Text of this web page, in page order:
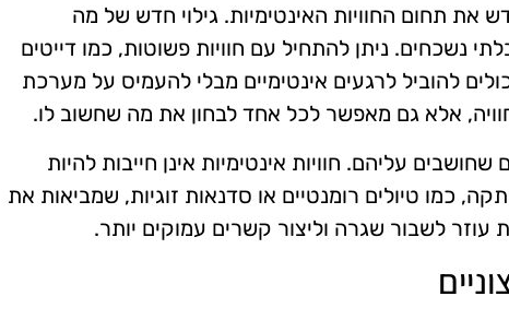
תחום החוויות האינטימיות. גילוי חדש של מה
נשכחים. ניתן להתחיל עם חוויות פשוטות, כמו דייטים
להוביל לרגעים אינטימיים מבלי להעמיס על מערכת
אלא גם מאפשר לכל אחד לבחון את מה שחשוב לו.
עליהם. חוויות אינטימיות אינן חייבות להיות
כמו טיולים רומנטיים או סדנאות זוגיות, שמביאות את
לשבור שגרה וליצור קשרים עמוקים יותר.